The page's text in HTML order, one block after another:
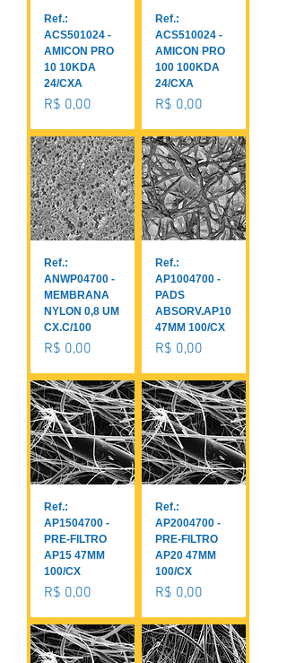
Ref.:
ACS501024 -
AMICON PRO
10 10KDA
24/CXA
Preço
R$ 0,00
Ref.:
ACS510024 -
AMICON PRO
100 100KDA
24/CXA
Preço
R$ 0,00
Ref.:
ANWP04700 -
MEMBRANA
NYLON 0,8 UM
CX.C/100
Preço
R$ 0,00
Ref.:
AP1004700 -
PADS
ABSORV.AP10
47MM 100/CX
Preço
R$ 0,00
Ref.:
AP1504700 -
PRE-FILTRO
AP15 47MM
100/CX
Preço
R$ 0,00
Ref.:
AP2004700 -
PRE-FILTRO
AP20 47MM
100/CX
Preço
R$ 0,00